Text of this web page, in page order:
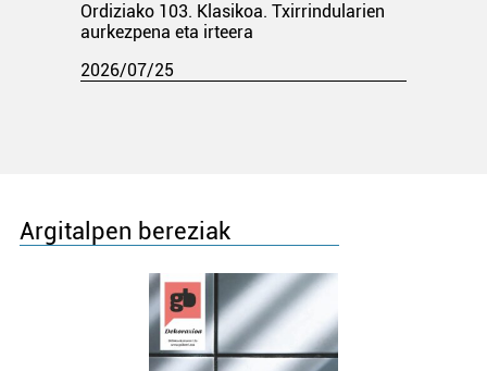
Ordiziako 103. Klasikoa. Txirrindularien
aurkezpena eta irteera
2026/07/25
Argitalpen bereziak